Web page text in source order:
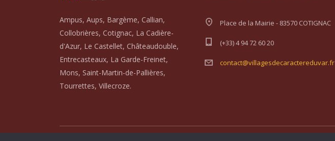
Ampus, Aups, Bargème, Callian,
Collobrières, Cotignac, La Cadière-
d'Azur, Le Castellet, Châteaudouble,
Entrecasteaux, La Garde-Freinet,
Mons, Saint-Martin-de-Pallières,
Tourrettes, Villecroze.
Place de la Mairie - 83570 COTIGNAC
(+33) 4 94 72 60 20
contact@villagesdecaractereduvar.fr